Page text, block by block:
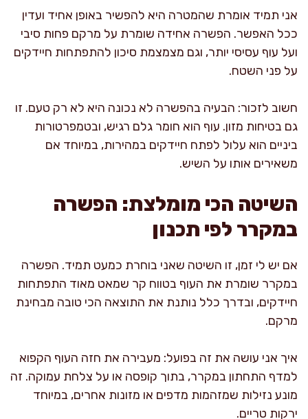
אני תמיד אומרת שהמטרה היא להפשיר באופן אחיד ועדין
ככל האפשר. הפשרה אחידה שומרת על מרקם פחות סיבי
ועל עוף עסיסי יותר, וגם מצמצמת סיכון להתפתחות חיידקים
על פני השטח.
חשוב לזכור: הבעיה בהפשרה לא נכונה היא לא רק טעם. זו
גם בטיחות מזון. עוף הוא חומר גלם רגיש, ובטמפרטורות
ביניים הוא עלול לפתח חיידקים במהירות, במיוחד אם
משאירים אותו על השיש.
השיטה הכי מומלצת: הפשרה
במקרר לפי תכנון
אם יש לי זמן, זו השיטה שאני בוחרת כמעט תמיד. הפשרה
במקרר שומרת את העוף בטווח קר שמאט מאוד התפתחות
חיידקים, ובדרך כלל נותנת את התוצאה הכי טובה מבחינת
מרקם.
איך אני עושה את זה בפועל: מעבירה את חזה העוף הקפוא
למדף התחתון במקרר, בתוך קופסה או על צלחת עמוקה. זה
מונע נזילות שמזהמות מדפים או מזונות אחרים, במיוחד
ירקות טריים.